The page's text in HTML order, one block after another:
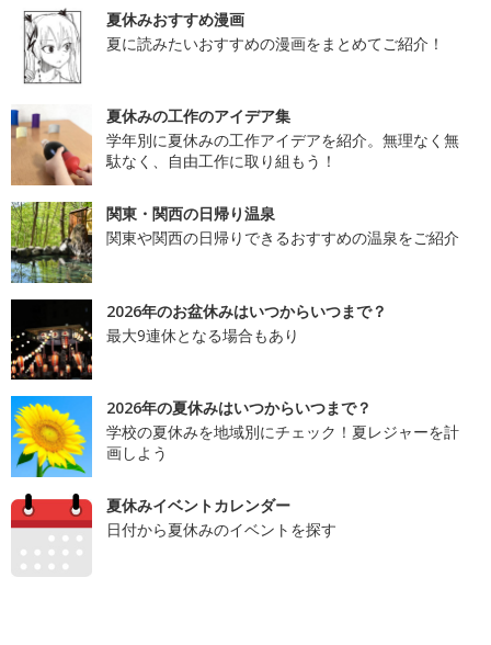
夏休みおすすめ漫画
夏に読みたいおすすめの漫画をまとめてご紹介！
夏休みの工作のアイデア集
学年別に夏休みの工作アイデアを紹介。無理なく無
駄なく、自由工作に取り組もう！
関東・関西の日帰り温泉
関東や関西の日帰りできるおすすめの温泉をご紹介
2026年のお盆休みはいつからいつまで？
最大9連休となる場合もあり
2026年の夏休みはいつからいつまで？
学校の夏休みを地域別にチェック！夏レジャーを計
画しよう
夏休みイベントカレンダー
日付から夏休みのイベントを探す